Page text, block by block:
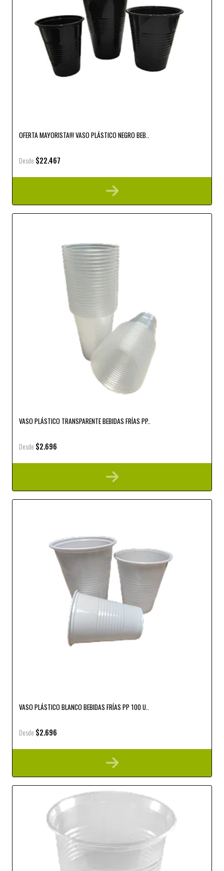
OFERTA MAYORISTA!!! VASO PLÁSTICO NEGRO BEB..
Desde $22.467
VASO PLÁSTICO TRANSPARENTE BEBIDAS FRÍAS PP..
Desde $2.696
VASO PLÁSTICO BLANCO BEBIDAS FRÍAS PP 100 U..
Desde $2.696